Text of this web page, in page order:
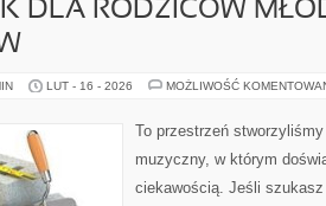
DLA RODZICÓW
LUT - 16 - 2026 MOŻLIWOŚĆ
To przestrzeń
muzyczny, w którym
ciekawością. Jeśli